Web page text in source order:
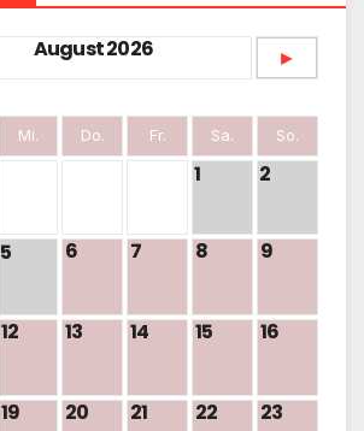
August 2026 ►
Mi. Do. Fr. Sa. So.
1 2
5 6 7 8 9
12 13 14 15 16
19 20 21 22 23